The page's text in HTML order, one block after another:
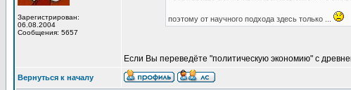
Зарегистрирован:
06.08.2004
Сообщения: 5657
поэтому от научного подхода здесь только ...
Если Вы переведёте "политическую экономию" с
Вернуться к началу